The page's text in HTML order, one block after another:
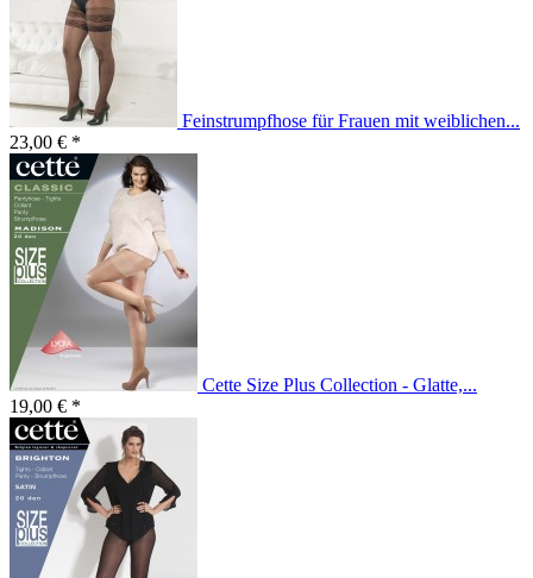
Feinstrumpfhose für Frauen mit weiblichen...
23,00 € *
Cette Size Plus Collection - Glatte,...
19,00 € *